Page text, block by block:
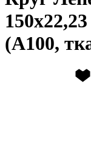
(А100,